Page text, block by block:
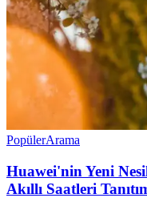
PopülerArama
Huawei'nin Yeni
Akıllı Saatleri